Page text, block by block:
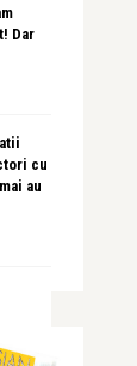
Dar
cu
au